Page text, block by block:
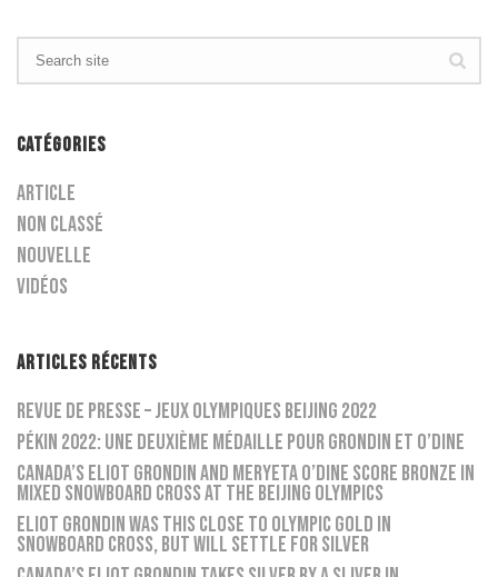
CATÉGORIES
Article
Non classé
Nouvelle
Vidéos
ARTICLES RÉCENTS
Revue de presse – Jeux Olympiques Beijing 2022
Pékin 2022: une deuxième médaille pour Grondin et O’Dine
Canada’s Eliot Grondin and Meryeta O’Dine score bronze in
mixed snowboard cross at the Beijing Olympics
Eliot Grondin was this close to Olympic gold in
snowboard cross, but will settle for silver